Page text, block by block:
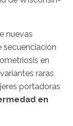
nuevas
secuenciación
en
raras
portadoras
en